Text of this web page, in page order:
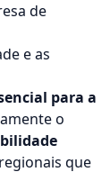
de
e as
para a
o
que